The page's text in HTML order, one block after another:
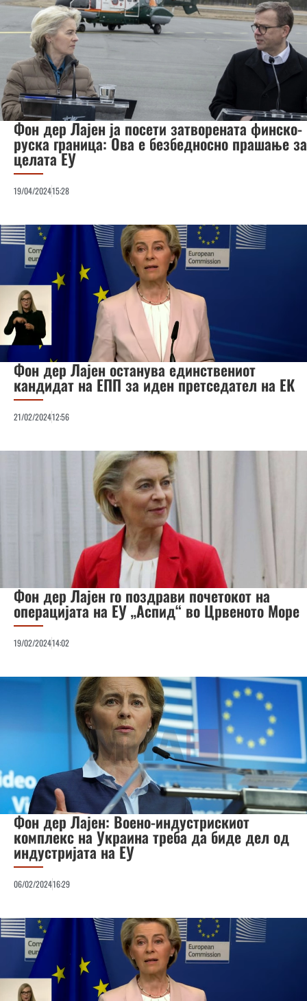
Фон дер Лајен ја посети затворената финско-
руска граница: Ова е безбедносно прашање за
целата ЕУ
19/04/202415:28
Фон дер Лајен останува единствениот
кандидат на ЕПП за иден претседател на ЕК
21/02/202412:56
Фон дер Лајен го поздрави почетокот на
операцијата на ЕУ „Аспид“ во Црвеното Море
19/02/202414:02
Фон дер Лајен: Воено-индустрискиот
комплекс на Украина треба да биде дел од
индустријата на ЕУ
06/02/202416:29